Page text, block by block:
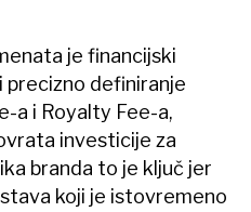
je financijski
precizno definiranje
a i Royalty Fee-a,
investicije za
branda to je ključ jer
koji je istovremeno